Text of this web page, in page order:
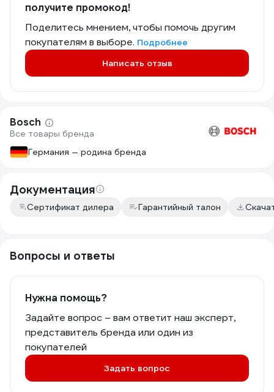
получите промокод!
Поделитесь мнением, чтобы помочь другим
покупателям в выборе. Подробнее
Написать отзыв
Bosch
Все товары бренда
Германия — родина бренда
Документация
Сертификат дилера Гарантийный талон
Вопросы и ответы
Нужна помощь?
Задайте вопрос – вам ответит наш эксперт,
представитель бренда или один из
покупателей
Задать вопрос